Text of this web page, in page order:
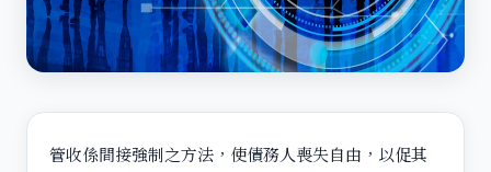
管收係間接強制之方法，使債務人喪失自由，以促其